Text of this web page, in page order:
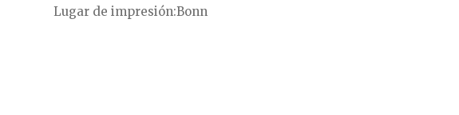
Lugar de impresión Bonn